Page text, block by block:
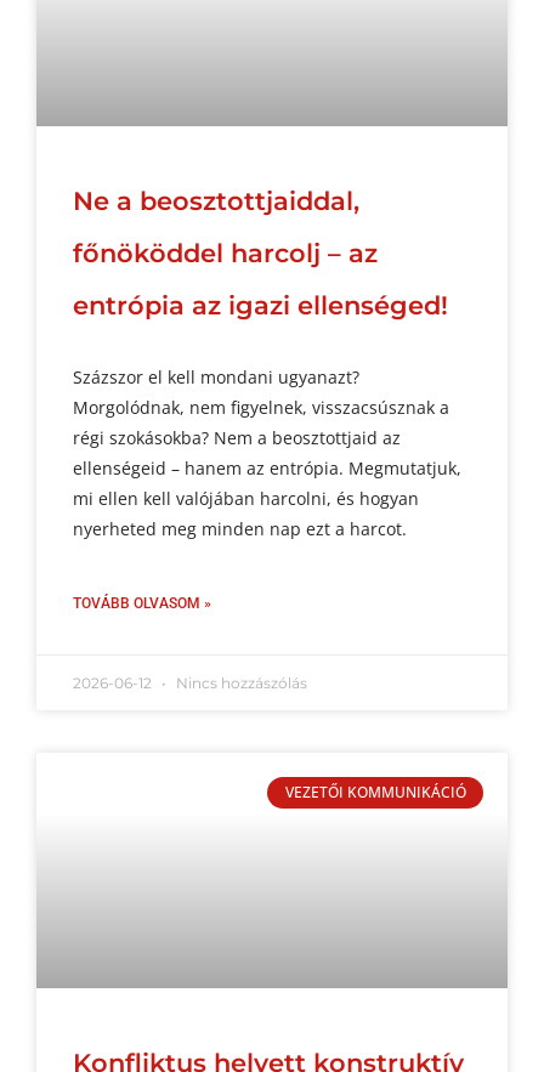
Ne a beosztottjaiddal,
főnököddel harcolj – az
entrópia az igazi ellenséged!
Százszor el kell mondani ugyanazt?
Morgolódnak, nem figyelnek, visszacsúsznak a
régi szokásokba? Nem a beosztottjaid az
ellenségeid – hanem az entrópia. Megmutatjuk,
mi ellen kell valójában harcolni, és hogyan
nyerheted meg minden nap ezt a harcot.
TOVÁBB OLVASOM »
2026-06-12 Nincs hozzászólás
VEZETŐI KOMMUNIKÁCIÓ
Konfliktus helyett konstruktív